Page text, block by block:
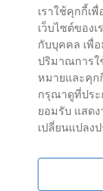
New XC90
ถยนต์
ท 4,000 กม. ไฮบ
ำทาง
ขับเคลื่อน 4
วตัน เพรสทีจ ออโต จำกัด -
นนบรมราชชนนี
พมหานคร, 10170
เราใช้คุกกี้เ
เว็บไซต์ของ
กับบุคคล เพื่อ
ปริมาณการใ
หมายและคุก
กรุณาดูที่ประ
ยอมรับ แสด
เปลี่ยนแปลง